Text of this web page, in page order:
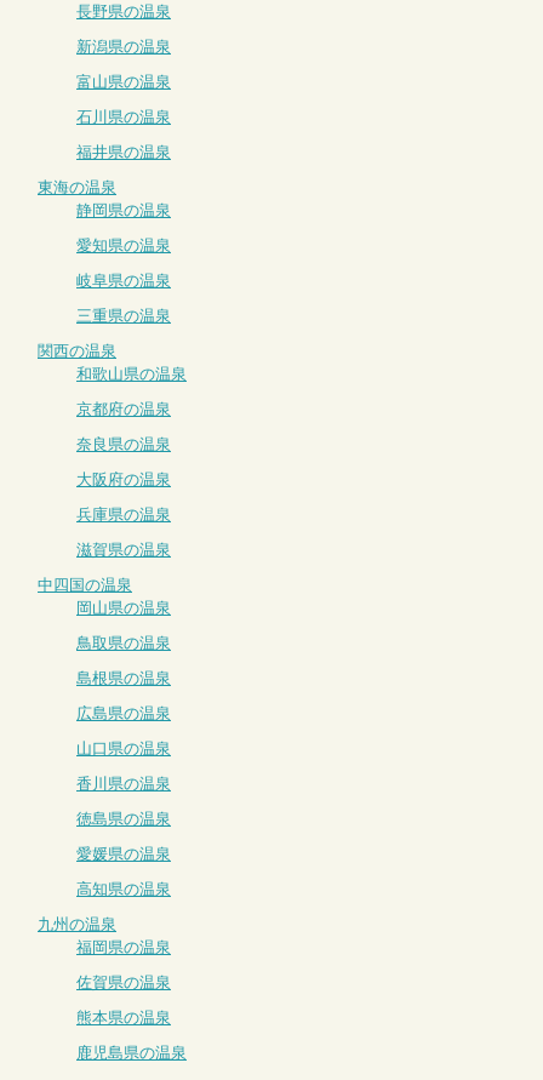
長野県の温泉
新潟県の温泉
富山県の温泉
石川県の温泉
福井県の温泉
東海の温泉
静岡県の温泉
愛知県の温泉
岐阜県の温泉
三重県の温泉
関西の温泉
和歌山県の温泉
京都府の温泉
奈良県の温泉
大阪府の温泉
兵庫県の温泉
滋賀県の温泉
中四国の温泉
岡山県の温泉
鳥取県の温泉
島根県の温泉
広島県の温泉
山口県の温泉
香川県の温泉
徳島県の温泉
愛媛県の温泉
高知県の温泉
九州の温泉
福岡県の温泉
佐賀県の温泉
熊本県の温泉
鹿児島県の温泉